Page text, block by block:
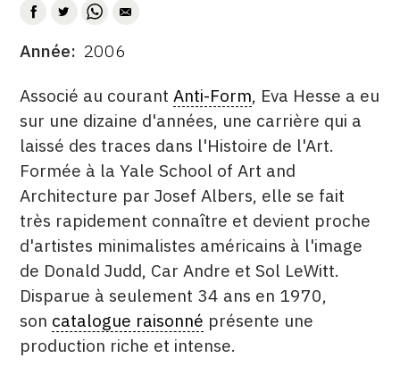
CGV
SUIVEZ-NOUS
INSTAGRAM
FACEBOOK
PINTEREST
DATE
Année 2006
DESCRITPTION
Associé au courantAnti-Form, Eva Hesse a eu
sur une dizaine d'années, une carrière qui a
laissé des traces dans l'Histoire de l'Art.
Formée à la Yale School of Art and
Architecture par Josef Albers, elle se fait
très rapidement connaître et devient proche
d'artistes minimalistes américains à l'image
de Donald Judd, Car Andre et Sol LeWitt.
Disparue à seulement 34 ans en 1970,
son catalogue raisonné présente une
production riche et intense.